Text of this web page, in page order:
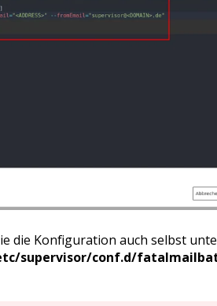
die Konfiguration auch selbst
supervisor/conf.d/